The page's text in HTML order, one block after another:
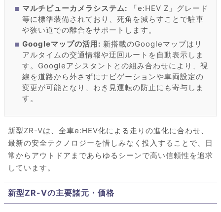
マルチビューカメラシステム: 「e:HEV Z」グレード
等に標準装備されており、死角を減らすことで駐車
や狭い道での離合をサポートします。
Googleマップの活用: 新搭載のGoogleマップはリ
アルタイムの交通情報や迂回ルートを自動表示しま
す。Googleアシスタントとの組み合わせにより、視
線を道路から外さずにナビゲーションや車両設定の
変更が可能となり、わき見運転の防止にも寄与しま
す。
新型ZR-Vは、全車e:HEV化による走りの進化に合わせ、
最新の安全テクノロジーを惜しみなく投入することで、日
常からアウトドアまであらゆるシーンで高い信頼性を追求
しています。
新型ZR-Vの主要諸元・価格